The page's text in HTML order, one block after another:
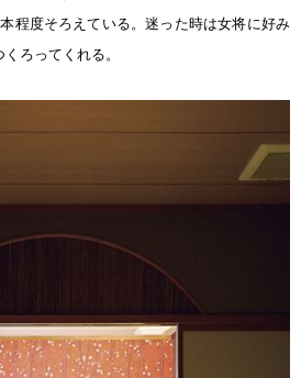
程度そろえている。迷っ た時は女将に好み
ろってくれる。